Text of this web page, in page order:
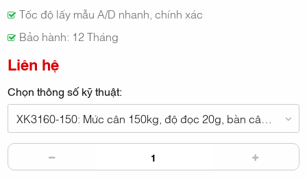
Tốc độ lấy mẫu A/D nhanh, chính xác
Bảo hành: 12 Tháng
Liên hệ
Chọn thông số kỹ thuật: